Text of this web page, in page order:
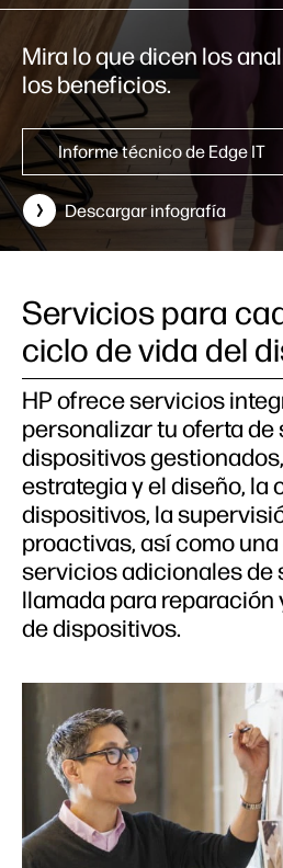
Mira lo que dicen los
los beneficios.
Informe técnico de Edge IT
Descargar infografía
Servicios para
ciclo de vida del
HP ofrece servicios
personalizar tu oferta
dispositivos
estrategia y el diseño, la
dispositivos, la
proactivas, así como
servicios adicionales de
llamada para
de dispositivos.